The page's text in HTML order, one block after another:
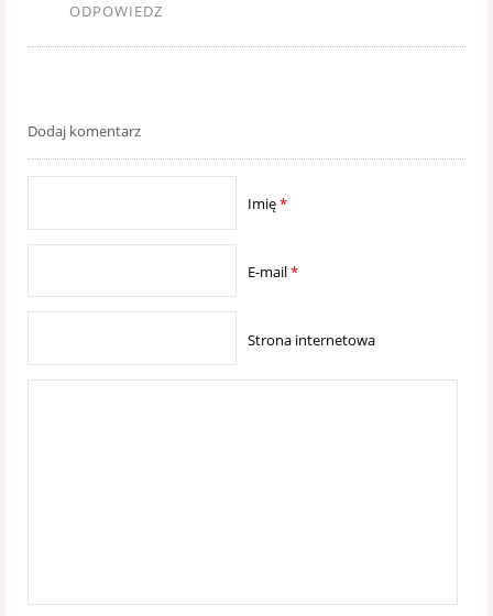
ODPOWIEDZ
Dodaj komentarz
Imię*
E-mail*
Strona internetowa